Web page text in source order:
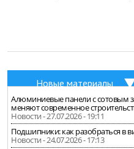
Новые материалы
Алюминиевые панели с сотовым
меняют современное
Новости - 27.07.2026 - 19:11
Подшипники: как разобраться в
Новости - 24.07.2026 - 17:13